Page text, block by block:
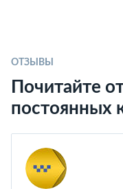
ОТЗЫВЫ
Почитайте
постоянных